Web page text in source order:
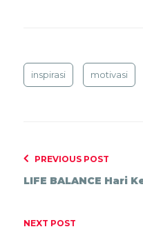
inspirasi motivasi
PREVIOUS POST
LIFE BALANCE Hari
NEXT POST